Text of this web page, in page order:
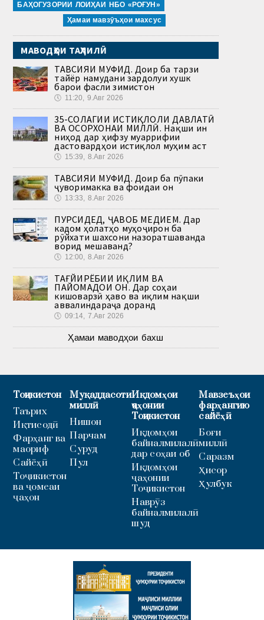
БАҲОГУЗОРИИ ЛОИҲАИ НБО «РОҒУН»
Ҳамаи мавзӯъҳои махсус
МАВОДҲОИ ТАҲЛИЛӢ
ТАВСИЯИ МУФИД. Доир ба тарзи
тайёр намудани зардолуи хушк
барои фасли зимистон
🕔 11:20, 9.Авг 2026
35-СОЛАГИИ ИСТИҚЛОЛИ ДАВЛАТӢ
ВА ОСОРХОНАИ МИЛЛӢ. Нақши ин
ниҳод дар ҳифзу муаррифии
дастовардҳои истиқлол муҳим аст
🕔 15:39, 8.Авг 2026
ТАВСИЯИ МУФИД. Доир ба пӯпаки
ҷуворимакка ва фоидаи он
🕔 13:33, 8.Авг 2026
ПУРСИДЕД, ҶАВОБ МЕДИҲЕМ. Дар
кадом ҳолатҳо муҳоҷирон ба
рӯйхати шахсони назоратшаванда
ворид мешаванд?
🕔 12:00, 8.Авг 2026
ТАҒЙИРЁБИИ ИҚЛИМ ВА
ПАЙОМАДҲОИ ОН. Дар соҳаи
кишоварзӣ ҳаво ва иқлим нақши
аввалиндараҷа доранд
🕔 09:14, 7.Авг 2026
Ҳамаи маводҳои бахш
Тоҷикистон
Таърих
Иқтисодӣ
Фарҳанг ва
маориф
Сайёҳӣ
Тоҷикистон
ва ҷомеаи
ҷаҳон
Муқаддасоти
миллӣ
Нишон
Парчам
Суруд
Пул
Иқдомҳои
ҷаҳонии
Тоҷикистон
Иқдомҳои
байналмилалӣ
дар соҳаи об
Иқдомҳои
ҷаҳонии
Тоҷикистон
Наврӯз
байналмилалӣ
шуд
Мавзеъҳои
фарҳангию
сайёҳӣ
Боғи
миллӣ
Саразм
Ҳисор
Ҳулбук